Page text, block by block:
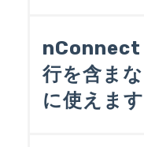
検討ください。
は、実際に
奉行シリーズ
手順や、奉行
nConnect
行を含ま
に使えま